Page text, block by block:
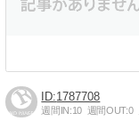
1787708
週間IN:10 週間OUT:0